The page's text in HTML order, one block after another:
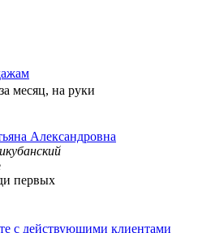
за месяц, на руки
Александровна
первых
с действующими клиентами